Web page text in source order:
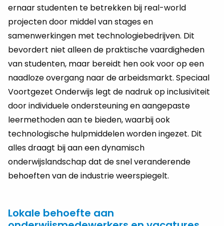
ernaar studenten te betrekken bij real-world
projecten door middel van stages en
samenwerkingen met technologiebedrijven. Dit
bevordert niet alleen de praktische vaardigheden
van studenten, maar bereidt hen ook voor op een
naadloze overgang naar de arbeidsmarkt. Speciaal
Voortgezet Onderwijs legt de nadruk op inclusiviteit
door individuele ondersteuning en aangepaste
leermethoden aan te bieden, waarbij ook
technologische hulpmiddelen worden ingezet. Dit
alles draagt bij aan een dynamisch
onderwijslandschap dat de snel veranderende
behoeften van de industrie weerspiegelt.
Lokale behoefte aan